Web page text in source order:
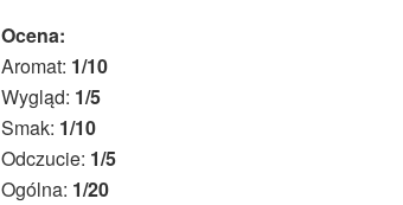
Ocena:
Aromat: 1/10
Wygląd: 1/5
Smak: 1/10
Odczucie: 1/5
Ogólna: 1/20